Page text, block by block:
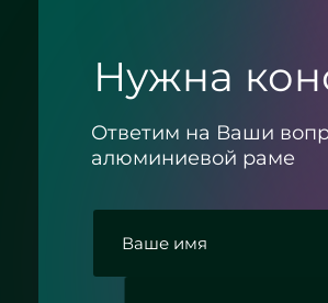
Нужна
Ответим на Ваши
алюминиевой раме